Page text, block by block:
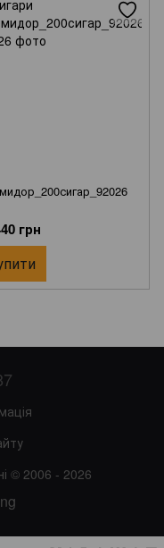
грн
© 2006 - 2026